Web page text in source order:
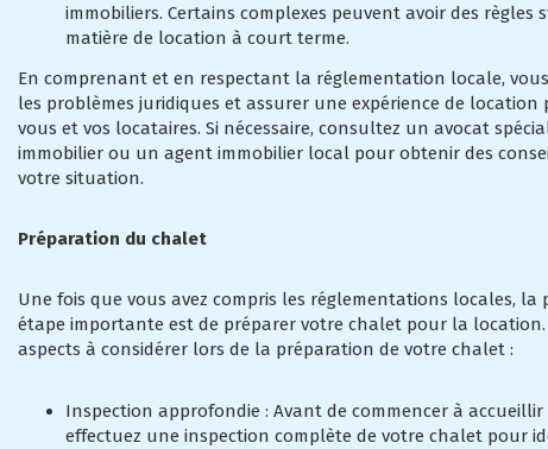
immobiliers. Certains complexes peuvent avoir des règles
matière de location à court terme.
En comprenant et en respectant la réglementation locale,
les problèmes juridiques et assurer une expérience de location
vous et vos locataires. Si nécessaire, consultez un avocat
immobilier ou un agent immobilier local pour obtenir des
votre situation.
Préparation du chalet
Une fois que vous avez compris les réglementations locales, la
étape importante est de préparer votre chalet pour la location.
aspects à considérer lors de la préparation de votre chalet :
Inspection approfondie : Avant de commencer à accueillir
effectuez une inspection complète de votre chalet pour